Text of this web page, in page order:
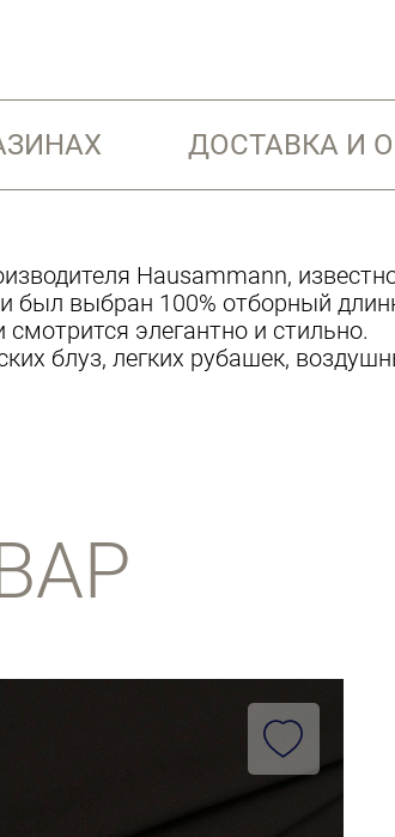
ДОСТАВКА И
Hausammann,
был выбран 100% отборный
элегантно и стильно.
блуз, легких рубашек,